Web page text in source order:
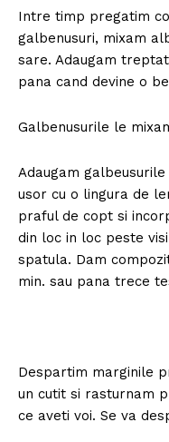
Intre timp pregatim
galbenusuri, mixam
sare. Adaugam
pana cand devine o
Galbenusurile le
Adaugam
usor cu o lingura de
praful de copt si
din loc in loc peste
spatula. Dam
min. sau pana trece
Despartim marginile
un cutit si rasturnam
ce aveti voi. Se va